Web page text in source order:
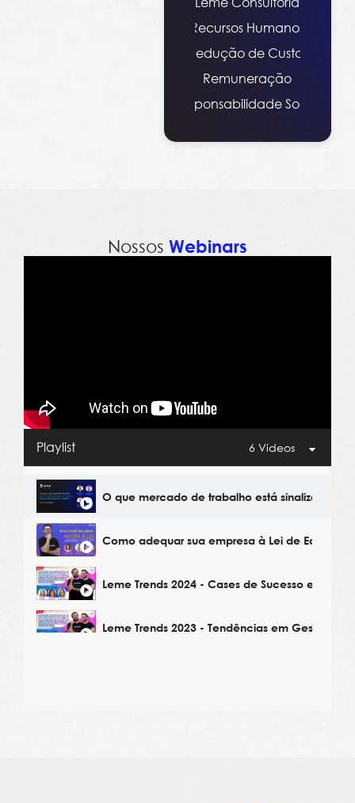
Recursos Humanos
Redução de Custos
Remuneração
Responsabilidade Social
Nossos Webinars
Playlist 6 Videos
O que mercado de trabalho está sinalizando
Como adequar sua empresa à Lei de
Leme Trends 2024 - Cases de Sucesso em
Leme Trends 2023 - Tendências em Gestão de